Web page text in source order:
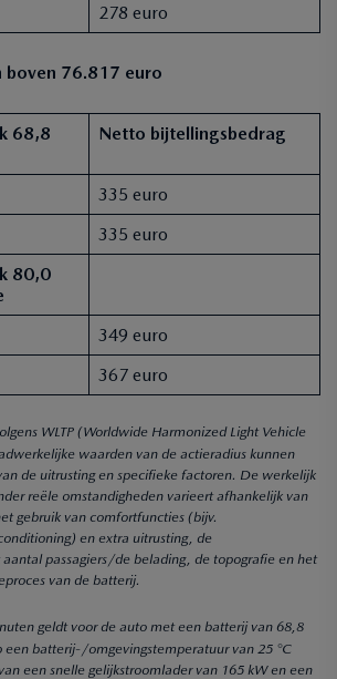
278 euro
boven 76.817 euro
68,8
Netto bijtellingsbedrag
335 euro
335 euro
80,0
349 euro
367 euro
WLTP (Worldwide Harmonized Light Vehicle
waarden van de actieradius kunnen
de uitrusting en specifieke factoren. De werkelijk
reële omstandigheden varieert afhankelijk van
gebruik van comfortfuncties (bijv.
en extra uitrusting, de
passagiers/de belading, de topografie en het
van de batterij.
geldt voor de auto met een batterij van 68,8
een batterij-/omgevingstemperatuur van 25 °C
een snelle gelijkstroomlader van 165 kW en een